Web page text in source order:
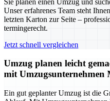
Unser erfahrenes Team steht
letzten Karton zur Seite –
termingerecht.
Jetzt schnell vergleichen
Umzug planen leicht
mit
Ein gut geplanter Umzug ist die